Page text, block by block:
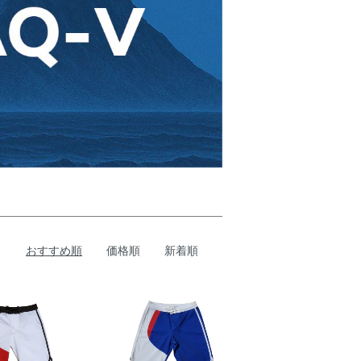
おすすめ順 価格順 新着順